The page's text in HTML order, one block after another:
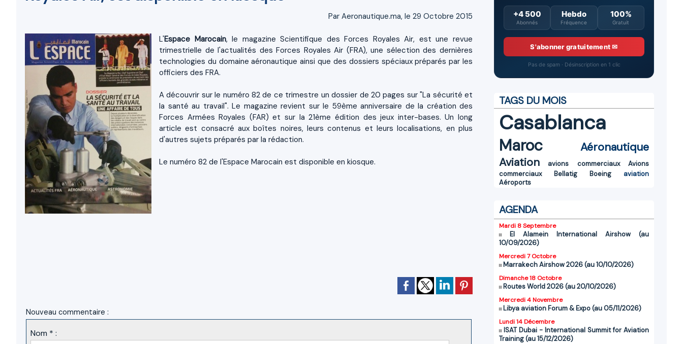
Par Aeronautique.ma, le 29 Octobre 2015
L'Espace Marocain, le magazine Scientifique des Forces Royales Air, est une revue
trimestrielle de l'actualités des Forces Royales Air (FRA), une sélection des dernières
technologies du domaine aéronautique ainsi que des dossiers spéciaux préparés par les
officiers des FRA.
A découvrir sur le numéro 82 de ce trimestre un dossier de 20 pages sur "La sécurité et
la santé au travail". Le magazine revient sur le 59ème anniversaire de la création des
Forces Armées Royales (FAR) et sur la 21ème édition des jeux inter-bases. Un long
article est consacré aux boîtes noires, leurs contenus et leurs localisations, en plus
d'autres sujets préparés par la rédaction.
Le numéro 82 de l'Espace Marocain est disponible en kiosque.
Nouveau commentaire :
Nom * :
+4 500
Abonnés
Hebdo
Fréquence
100%
Gratuit
S'abonner gratuitement ✉
Pas de spam · Désinscription en 1 clic
TAGS DU MOIS
Casablanca
Maroc
Aéronautique
Aviation
avions commerciaux
Avions
commerciaux
Bellatig Boeing
aviation
Aéroports
AGENDA
Mardi 8 Septembre
El Alamein International Airshow (au
10/09/2026)
Mercredi 7 Octobre
Marrakech Airshow 2026 (au 10/10/2026)
Dimanche 18 Octobre
Routes World 2026 (au 20/10/2026)
Mercredi 4 Novembre
Libya aviation Forum & Expo (au 05/11/2026)
Lundi 14 Décembre
ISAT Dubai - International Summit for Aviation
Training (au 15/12/2026)